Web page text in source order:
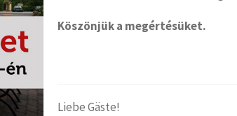
Köszönjük a megértésüket.
Liebe Gäste!